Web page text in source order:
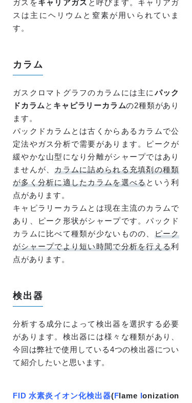
ガスをキャリアガス と呼びます。キャリアガ
スは主にヘリウムと窒素が用いられていま
す。
カラム
ガスクロマトグラフのカラムには主に パック
ドカラム と キャピラリーカラムの2種類があり
ます。
パックドカラムとは古くからあるカラムで公
定法やガス分析で需要があります。ピークが
緩やかな山型になり分離がシャープではあり
ませんが、カラムに詰められる充填剤の種類
が多く分析に適したカラムを選べるという利
点があります。
キャピラリーカラムとは現在主流のカラムで
あり、ピーク形状がシャープです。パックド
カラムに比べて種類が少ないものの、 ピーク
がシャープでより短い時間で分析を行える利
点があります。
検出器
分析する成分によって検出器を選択する必要
があります。検出器には様々な種類があり、
今回は弊社で使用している4つの検出器につい
て紹介したいと思います。
FID 水素炎イオン化検出器(Flame Ionization